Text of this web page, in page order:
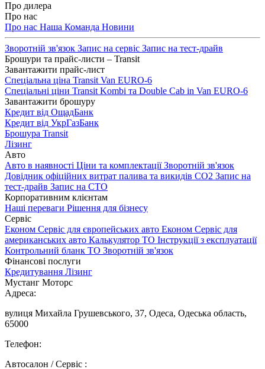
Про дилера
Про нас
Про нас Наша Команда Новини
Зворотній зв'язок Запис на сервіс Запис на тест-драйв
Брошури та прайс-листи – Transit
Завантажити прайс-лист
Спеціальна ціна Transit Van EURO-6
Спеціальні ціни Transit Kombi та Double Cab in Van EURO-6
Завантажити брошуру
Кредит від ОщадБанк
Кредит від УкрГазБанк
Брошура Transit
Лізинг
Авто
Авто в наявності Ціни та комплектаціїЗворотній зв'язок
Довідник офіційних витрат палива та викидів СО2 Запис на
тест-драйв Запис на СТО
Корпоративним клієнтам
Наші переваги Рішення для бізнесу
Сервіс
Економ Сервіс для європейських авто Економ Сервіс для
американських авто Калькулятор ТО Інструкції з експлуатації
Контрольний бланк ТО Зворотній зв'язок
Фінансові послуги
Кредитування Лізинг
Мустанг Моторс
Адреса:
вулиця Михайла Грушевського, 37, Одеса, Одеська область,
65000
Телефон:
Автосалон / Сервіс :